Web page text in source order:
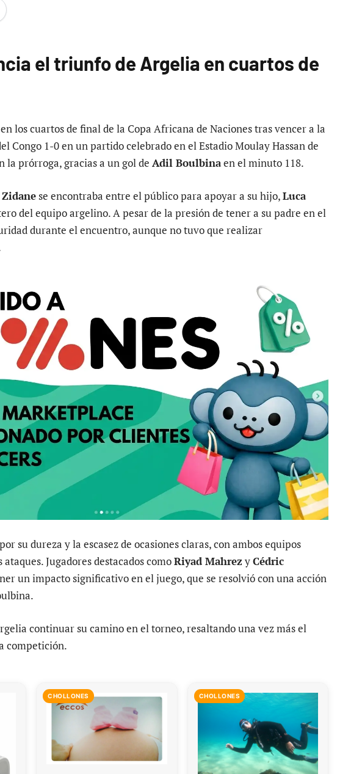
el triunfo de Argelia en cuartos de
los cuartos de final de la Copa Africana de Naciones tras vencer a la
Congo 1-0 en un partido celebrado en el Estadio Moulay Hassan de
la prórroga, gracias a un gol de Adil Boulbinaen el minuto 118.
se encontraba entre el público para apoyar a su hijo,Luca
del equipo argelino. A pesar de la presión de tener a su padre en el
durante el encuentro, aunque no tuvo que realizar
su dureza y la escasez de ocasiones claras, con ambos equipos
Jugadores destacados comoRiyad MahrezyCédric
un impacto significativo en el juego, que se resolvió con una acción
continuar su camino en el torneo, resaltando una vez más el
competición.
CHOLLONES CHOLLONES